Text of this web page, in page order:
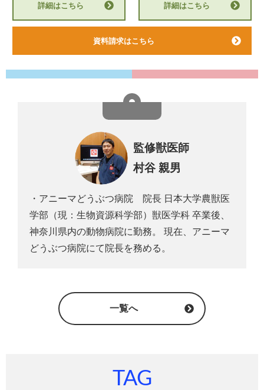
詳細はこちら 詳細はこちら
資料請求はこちら
監修獣医師
村谷 親男
・アニーマどうぶつ病院 院長 日本大学農獣医
学部（現：生物資源科学部）獣医学科 卒業後、
神奈川県内の動物病院に勤務。 現在、アニーマ
どうぶつ病院にて院長を務める。
一覧へ
TAG